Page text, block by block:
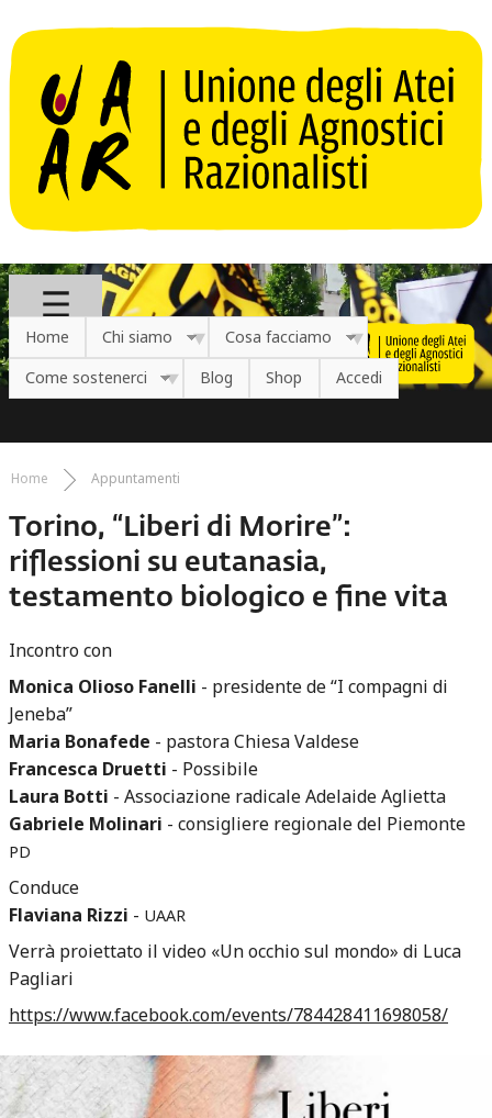
Home Chi siamo
Cosa facciamo
Come sostenerci
Blog Shop Accedi
Tu sei qui
Home Appuntamenti
Torino, “Liberi di Morire”:
riflessioni su eutanasia,
testamento biologico e fine vita
Incontro con
Monica Olioso Fanelli - presidente de “I compagni di
Jeneba”
Maria Bonafede - pastora Chiesa Valdese
Francesca Druetti - Possibile
Laura Botti - Associazione radicale Adelaide Aglietta
Gabriele Molinari - consigliere regionale del Piemonte
PD
Conduce
Flaviana Rizzi - UAAR
Verrà proiettato il video «Un occhio sul mondo» di Luca
Pagliari
https://www.facebook.com/events/784428411698058/